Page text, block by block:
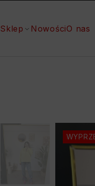
Sklep NowościO nas